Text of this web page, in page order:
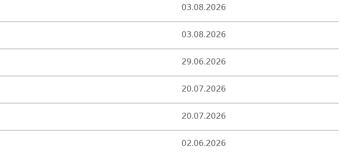
03.08.2026
03.08.2026
29.06.2026
20.07.2026
20.07.2026
02.06.2026